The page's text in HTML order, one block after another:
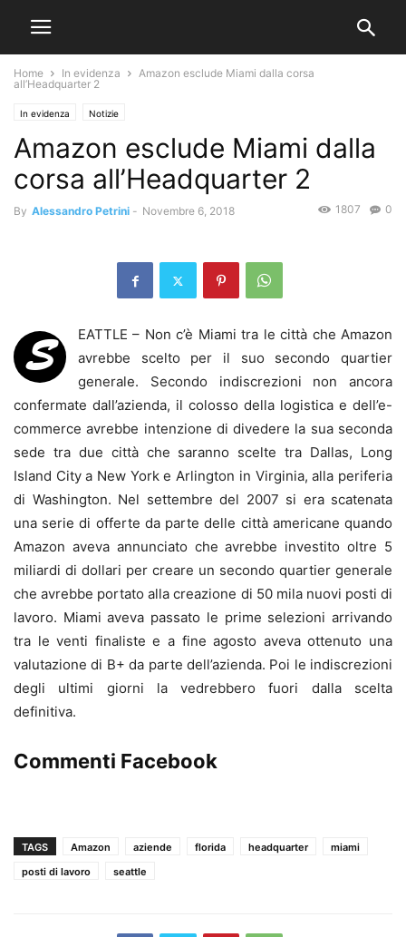
Home In evidenza
Amazon esclude Miami dalla corsa
all’Headquarter 2
In evidenza Notizie
Amazon esclude Miami dalla
corsa all’Headquarter 2
By Alessandro Petrini - Novembre 6, 2018 0
1807
S
EATTLE – Non c’è Miami tra le città che Amazon
avrebbe scelto per il suo secondo quartier
generale. Secondo indiscrezioni non ancora
confermate dall’azienda, il colosso della logistica e dell’e-
commerce avrebbe intenzione di divedere la sua seconda
sede tra due città che saranno scelte tra Dallas, Long
Island City a New York e Arlington in Virginia, alla periferia
di Washington. Nel settembre del 2007 si era scatenata
una serie di offerte da parte delle città americane quando
Amazon aveva annunciato che avrebbe investito oltre 5
miliardi di dollari per creare un secondo quartier generale
che avrebbe portato alla creazione di 50 mila nuovi posti di
lavoro. Miami aveva passato le prime selezioni arrivando
tra le venti finaliste e a fine agosto aveva ottenuto una
valutazione di B+ da parte dell’azienda. Poi le indiscrezioni
degli ultimi giorni la vedrebbero fuori dalla scelta
definitiva.
Commenti Facebook
TAGS Amazon aziende florida headquarter
miami
posti di lavoro
seattle